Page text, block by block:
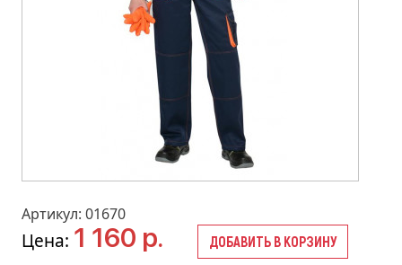
Артикул: 01670
Цена: 1 160 р. ДОБАВИТЬ В КОРЗИНУ